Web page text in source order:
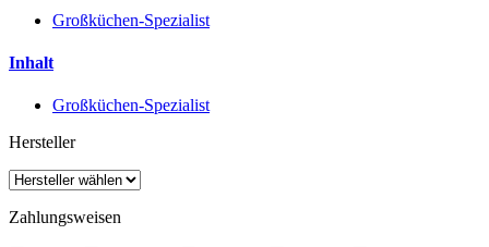
Großküchen-Spezialist
Inhalt
Großküchen-Spezialist
Hersteller
Zahlungsweisen